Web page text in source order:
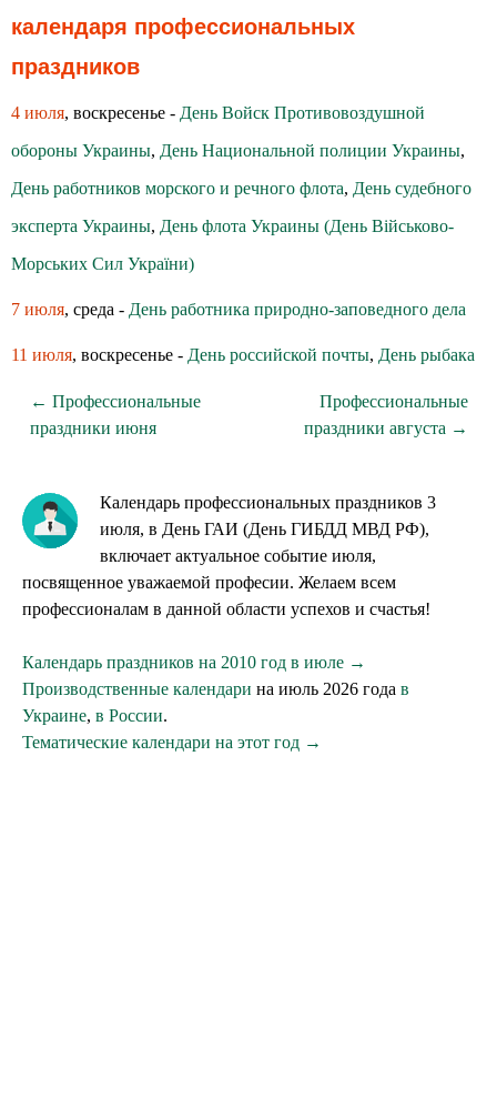
календаря профессиональных
праздников
4 июля, воскресенье - День Войск Противовоздушной
обороны Украины, День Национальной полиции Украины,
День работников морского и речного флота, День судебного
эксперта Украины, День флота Украины (День Військово-
Морських Сил України)
7 июля, среда - День работника природно-заповедного дела
11 июля, воскресенье - День российской почты, День рыбака
← Профессиональные
праздники июня
Профессиональные
праздники августа →
Календарь профессиональных праздников 3
июля, в День ГАИ (День ГИБДД МВД РФ),
включает актуальное событие июля,
посвященное уважаемой професии. Желаем всем
профессионалам в данной области успехов и счастья!
Календарь праздников на 2010 год в июле →
Производственные календари на июль 2026 года в
Украине, в России.
Тематические календари на этот год →